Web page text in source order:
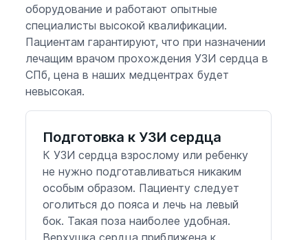
оборудование и работают опытные
специалисты высокой квалификации.
Пациентам гарантируют, что при назначении
лечащим врачом прохождения УЗИ сердца в
СПб, цена в наших медцентрах будет
невысокая.
Подготовка к УЗИ сердца
К УЗИ сердца взрослому или ребенку
не нужно подготавливаться никаким
особым образом. Пациенту следует
оголиться до пояса и лечь на левый
бок. Такая поза наиболее удобная.
Верхушка сердца приближена к